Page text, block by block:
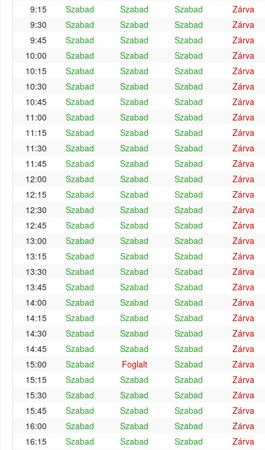
9:15
Szabad Szabad Szabad
Zárva
9:30
Szabad Szabad Szabad
Zárva
9:45
Szabad Szabad Szabad
Zárva
10:00
Szabad Szabad Szabad
Zárva
10:15
Szabad Szabad Szabad
Zárva
10:30
Szabad Szabad Szabad
Zárva
10:45
Szabad Szabad Szabad
Zárva
11:00
Szabad Szabad Szabad
Zárva
11:15
Szabad Szabad Szabad
Zárva
11:30
Szabad Szabad Szabad
Zárva
11:45
Szabad Szabad Szabad
Zárva
12:00
Szabad Szabad Szabad
Zárva
12:15
Szabad Szabad Szabad
Zárva
12:30
Szabad Szabad Szabad
Zárva
12:45
Szabad Szabad Szabad
Zárva
13:00
Szabad Szabad Szabad
Zárva
13:15
Szabad Szabad Szabad
Zárva
13:30
Szabad Szabad Szabad
Zárva
13:45
Szabad Szabad Szabad
Zárva
14:00
Szabad Szabad Szabad
Zárva
14:15
Szabad Szabad Szabad
Zárva
14:30
Szabad Szabad Szabad
Zárva
14:45
Szabad Szabad Szabad
Zárva
15:00
Szabad Foglalt Szabad
Zárva
15:15
Szabad Szabad Szabad
Zárva
15:30
Szabad Szabad Szabad
Zárva
15:45
Szabad Szabad Szabad
Zárva
16:00
Szabad Szabad Szabad
Zárva
16:15
Szabad Szabad Szabad Zárva